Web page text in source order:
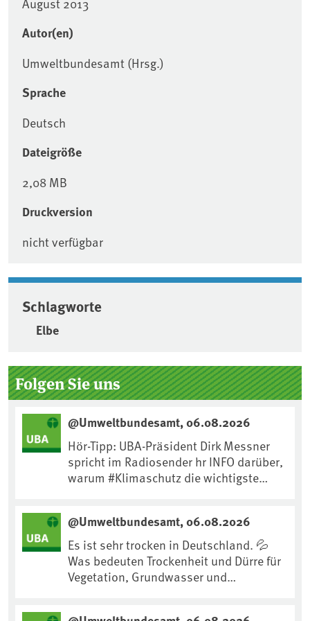
Autor(en)
Umweltbundesamt (Hrsg.)
Sprache
Deutsch
Dateigröße
2,08 MB
Druckversion
nicht verfügbar
Schlagworte
Elbe
Seitenleiste
Folgen Sie uns
@Umweltbundesamt, 06.08.2026
Hör-Tipp: UBA-Präsident Dirk Messner
spricht im Radiosender hr INFO darüber,
warum #Klimaschutz die wichtigste
https://www.ardsounds.de/episode/urn
:ard:episode:0e7cf1c4b819c26d/
@Umweltbundesamt, 06.08.2026
Es ist sehr trocken in Deutschland. 💦
Was bedeuten Trockenheit und Dürre für
Vegetation, Grundwasser und